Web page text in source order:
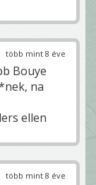
több mint 8 éve
Bouye
na
ellen
több mint 8 éve